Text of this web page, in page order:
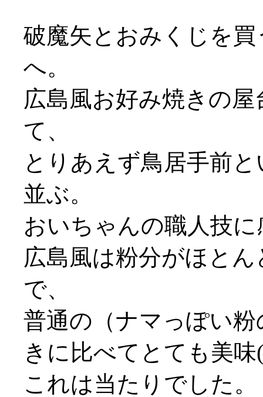
破魔矢とおみくじを
へ。
広島風お好み焼きの
て、
とりあえず鳥居手前
並ぶ。
おいちゃんの職人技
広島風は粉分がほと
で、
普通の（ナマっぽい
きに比べてとても美味
これは当たりでした。